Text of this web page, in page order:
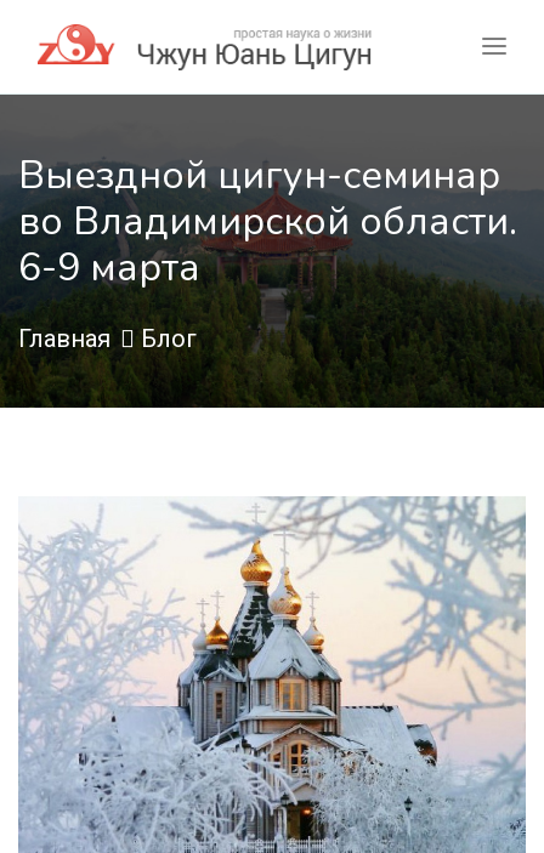
Выездной цигун-семинар
во Владимирской области.
6-9 марта
Главная Блог